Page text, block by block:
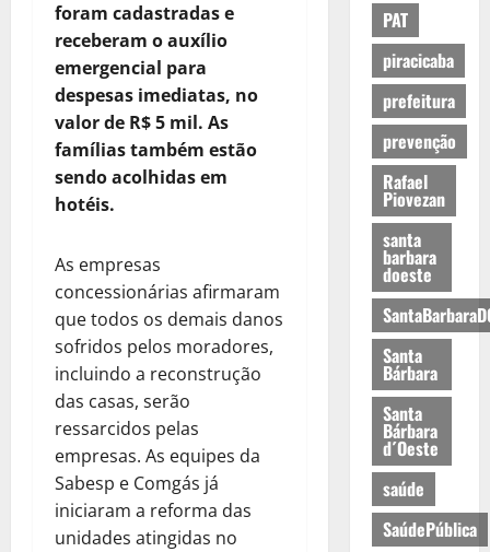
foram cadastradas e
receberam o auxílio
emergencial para
despesas imediatas, no
valor de R$ 5 mil. As
famílias também estão
sendo acolhidas em
hotéis.
As empresas
concessionárias afirmaram
que todos os demais danos
sofridos pelos moradores,
incluindo a reconstrução
das casas, serão
ressarcidos pelas
empresas. As equipes da
Sabesp e Comgás já
iniciaram a reforma das
unidades atingidas no
PAT
piracicaba
prefeitura
prevenção
Rafael
Piovezan
santa
barbara
doeste
Santa
Bárbara
Santa
Bárbara
d´Oeste
saúde
SaúdePública